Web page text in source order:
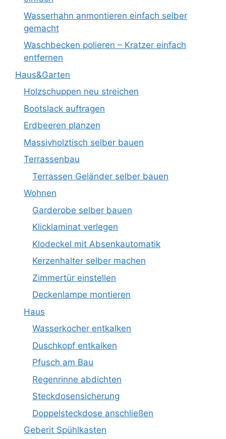
Wasserhahn anmontieren einfach selber
gemacht
Waschbecken polieren – Kratzer einfach
entfernen
Haus&Garten
Holzschuppen neu streichen
Bootslack auftragen
Erdbeeren planzen
Massivholztisch selber bauen
Terrassenbau
Terrassen Geländer selber bauen
Wohnen
Garderobe selber bauen
Klicklaminat verlegen
Klodeckel mit Absenkautomatik
Kerzenhalter selber machen
Zimmertür einstellen
Deckenlampe montieren
Haus
Wasserkocher entkalken
Duschkopf entkalken
Pfusch am Bau
Regenrinne abdichten
Steckdosensicherung
Doppelsteckdose anschließen
Geberit Spühlkasten